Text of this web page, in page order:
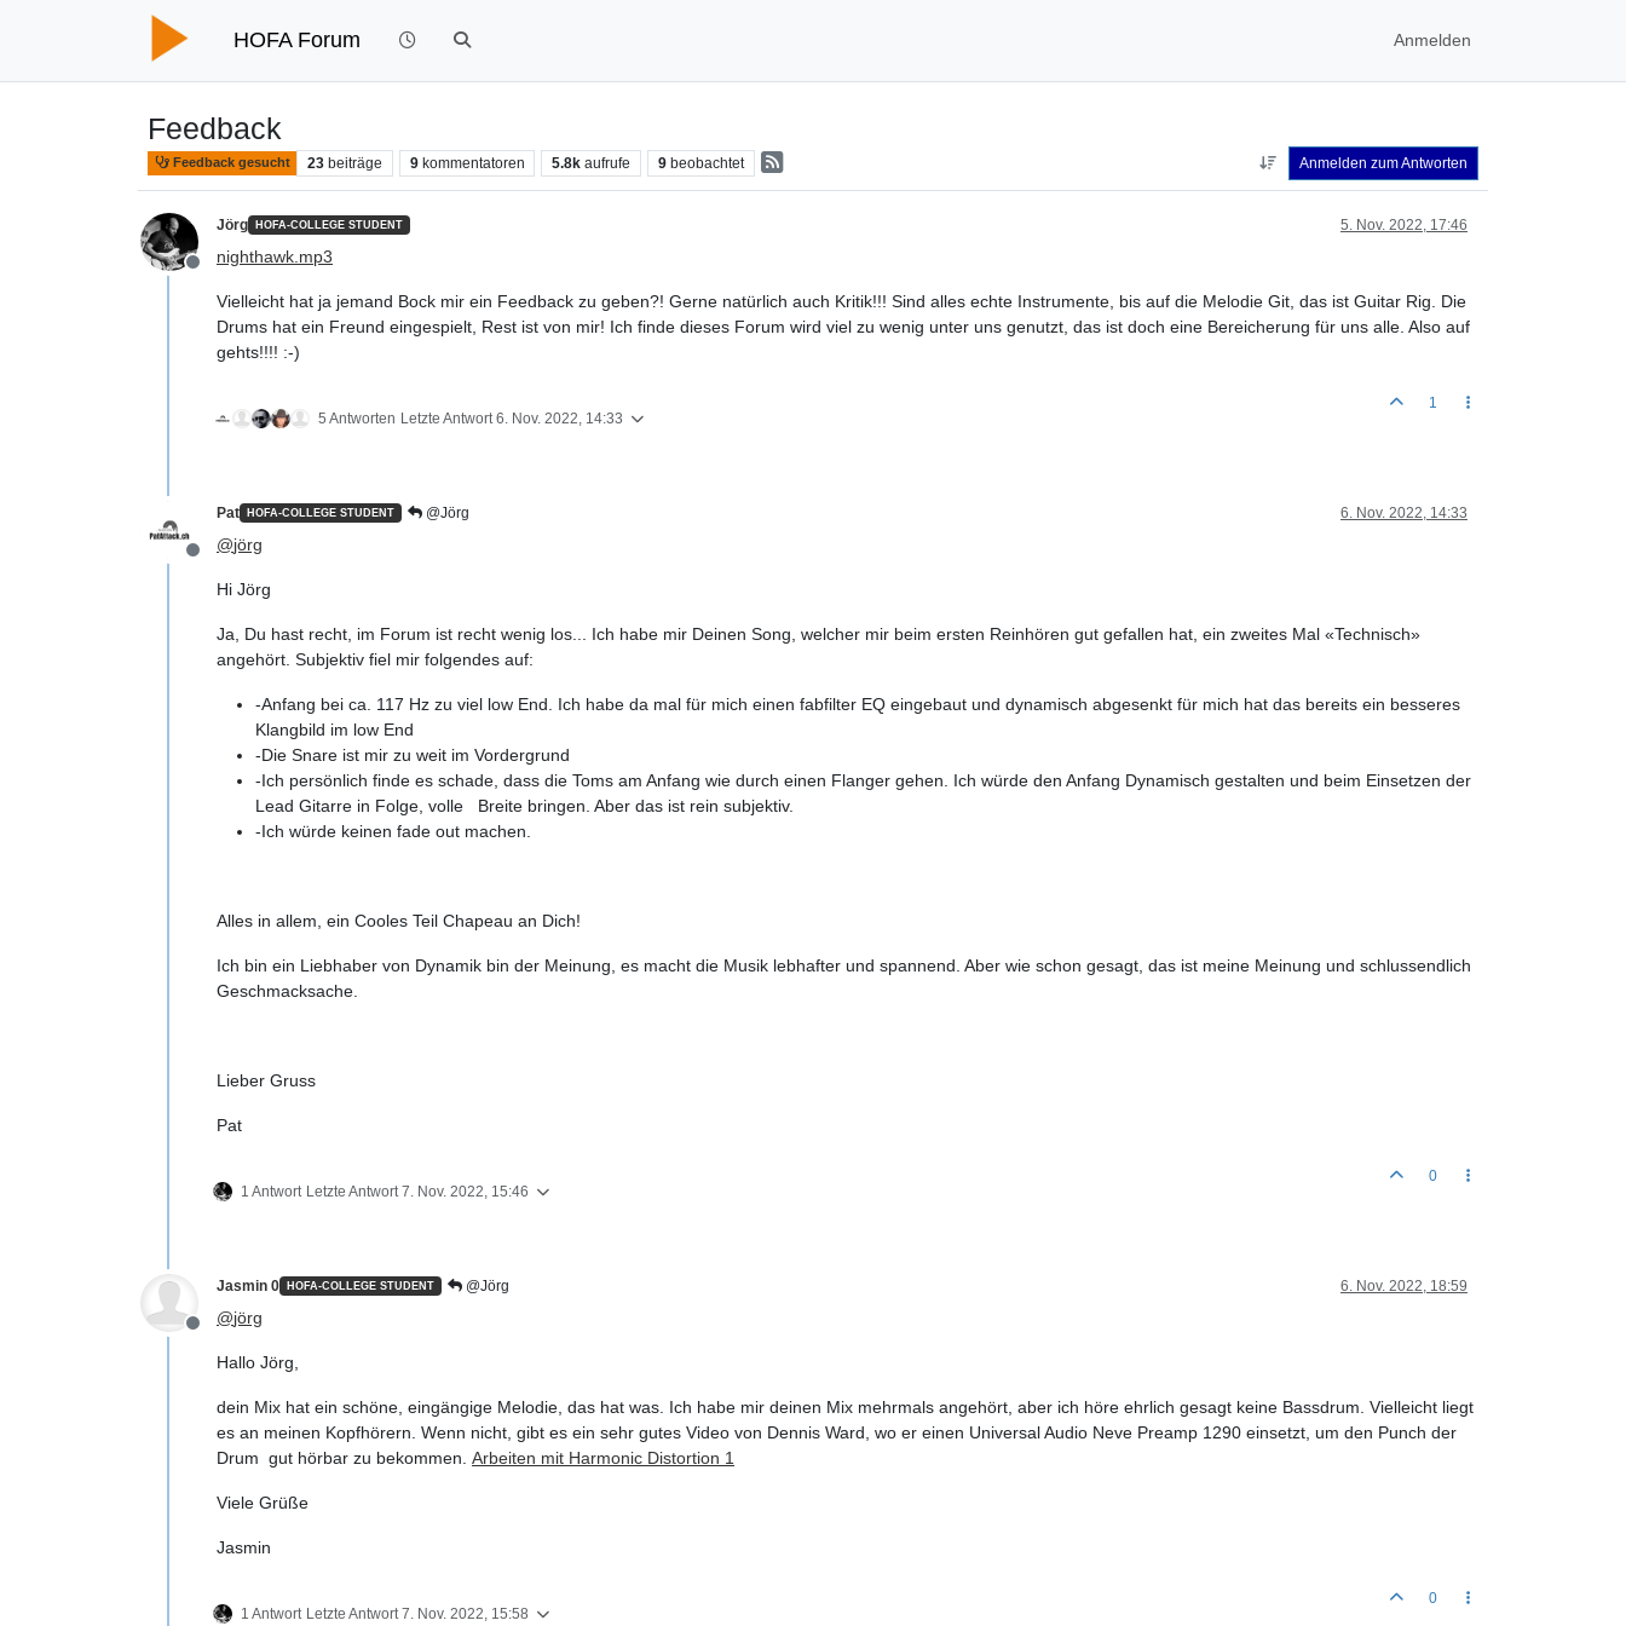
HOFA Forum Anmelden
Feedback
Feedback gesucht 23 beiträge 9 kommentatoren 5.8k aufrufe 9 beobachtet Anmelden zum Antworten
Offline
Jörg HOFA-COLLEGE STUDENT 5. Nov. 2022, 17:46
nighthawk.mp3
Vielleicht hat ja jemand Bock mir ein Feedback zu geben?! Gerne natürlich auch Kritik!!! Sind alles echte Instrumente, bis auf die Melodie Git, das ist Guitar Rig. Die
Drums hat ein Freund eingespielt, Rest ist von mir! Ich finde dieses Forum wird viel zu wenig unter uns genutzt, das ist doch eine Bereicherung für uns alle. Also auf
gehts!!!! :-)
5 Antworten Letzte Antwort 6. Nov. 2022, 14:33
1
Offline
Pat HOFA-COLLEGE STUDENT @Jörg 6. Nov. 2022, 14:33
@jörg
Hi Jörg
Ja, Du hast recht, im Forum ist recht wenig los... Ich habe mir Deinen Song, welcher mir beim ersten Reinhören gut gefallen hat, ein zweites Mal «Technisch»
angehört. Subjektiv fiel mir folgendes auf:
-Anfang bei ca. 117 Hz zu viel low End. Ich habe da mal für mich einen fabfilter EQ eingebaut und dynamisch abgesenkt für mich hat das bereits ein besseres
Klangbild im low End
-Die Snare ist mir zu weit im Vordergrund
-Ich persönlich finde es schade, dass die Toms am Anfang wie durch einen Flanger gehen. Ich würde den Anfang Dynamisch gestalten und beim Einsetzen der
Lead Gitarre in Folge, volle Breite bringen. Aber das ist rein subjektiv.
-Ich würde keinen fade out machen.
Alles in allem, ein Cooles Teil Chapeau an Dich!
Ich bin ein Liebhaber von Dynamik bin der Meinung, es macht die Musik lebhafter und spannend. Aber wie schon gesagt, das ist meine Meinung und schlussendlich
Geschmacksache.
Lieber Gruss
Pat
1 Antwort Letzte Antwort 7. Nov. 2022, 15:46
0
Offline
Jasmin 0 HOFA-COLLEGE STUDENT @Jörg 6. Nov. 2022, 18:59
@jörg
Hallo Jörg,
dein Mix hat ein schöne, eingängige Melodie, das hat was. Ich habe mir deinen Mix mehrmals angehört, aber ich höre ehrlich gesagt keine Bassdrum. Vielleicht liegt
es an meinen Kopfhörern. Wenn nicht, gibt es ein sehr gutes Video von Dennis Ward, wo er einen Universal Audio Neve Preamp 1290 einsetzt, um den Punch der
Drum gut hörbar zu bekommen. Arbeiten mit Harmonic Distortion 1
Viele Grüße
Jasmin
1 Antwort Letzte Antwort 7. Nov. 2022, 15:58
0